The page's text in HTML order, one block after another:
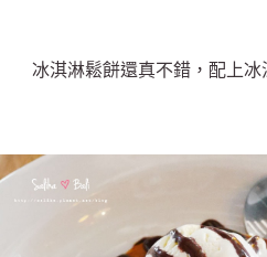
冰淇淋鬆餅還真不錯，配上